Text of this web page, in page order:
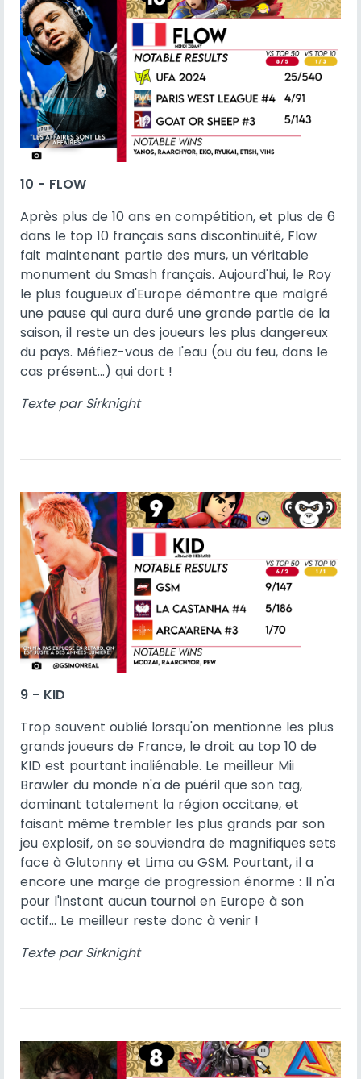
10 - FLOW
Après plus de 10 ans en compétition, et plus de 6
dans le top 10 français sans discontinuité, Flow
fait maintenant partie des murs, un véritable
monument du Smash français. Aujourd'hui, le Roy
le plus fougueux d'Europe démontre que malgré
une pause qui aura duré une grande partie de la
saison, il reste un des joueurs les plus dangereux
du pays. Méfiez-vous de l'eau (ou du feu, dans le
cas présent...) qui dort !
Texte par Sirknight
9 - KID
Trop souvent oublié lorsqu'on mentionne les plus
grands joueurs de France, le droit au top 10 de
KID est pourtant inaliénable. Le meilleur Mii
Brawler du monde n'a de puéril que son tag,
dominant totalement la région occitane, et
faisant même trembler les plus grands par son
jeu explosif, on se souviendra de magnifiques sets
face à Glutonny et Lima au GSM. Pourtant, il a
encore une marge de progression énorme : Il n'a
pour l'instant aucun tournoi en Europe à son
actif... Le meilleur reste donc à venir !
Texte par Sirknight